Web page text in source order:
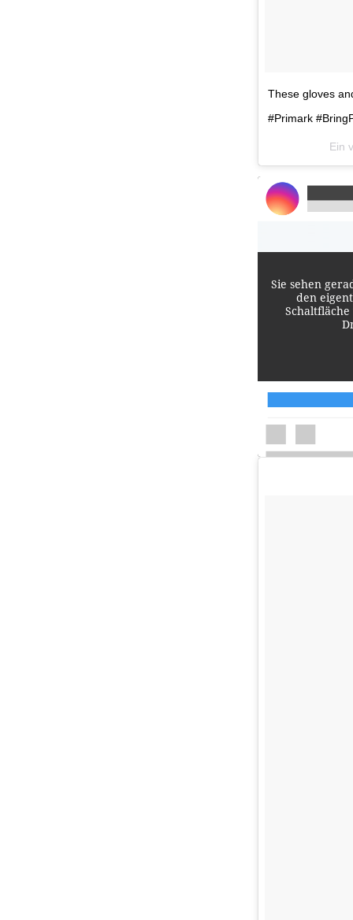
These gloves
#Primark
Ein
Sie sehen
den